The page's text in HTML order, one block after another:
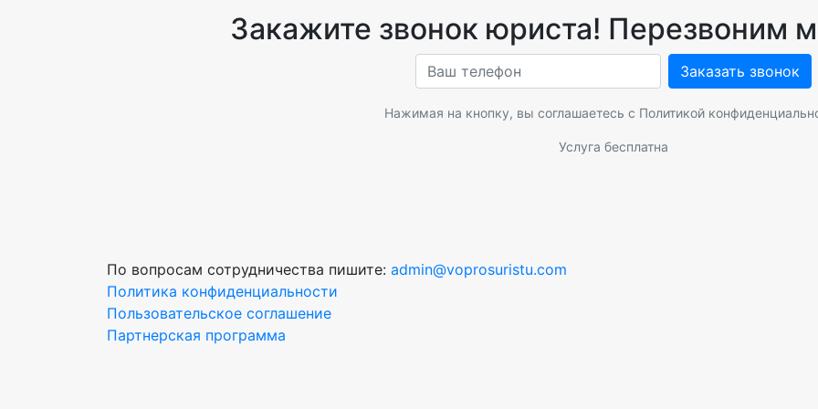
Закажите звонок юриста! Перезвоним
Заказать звонок
Нажимая на кнопку, вы соглашаетесь с Политикой
Услуга бесплатна
По вопросам сотрудничества пишите: admin@voprosuristu.com
Политика конфиденциальности
Пользовательское соглашение
Партнерская программа